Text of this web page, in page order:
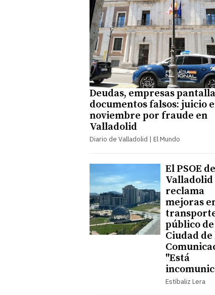
Deudas, empresas
documentos falsos: juicio
noviembre por fraude en
Valladolid
Diario de Valladolid | El Mundo
El PSOE de
Valladolid
reclama
mejoras
público
Ciudad de
"Está
Estíbaliz Lera